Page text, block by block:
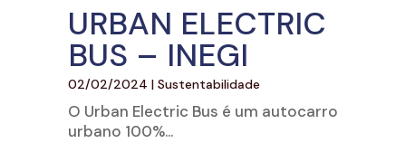
URBAN ELECTRIC
BUS – INEGI
02/02/2024 | Sustentabilidade
O Urban Electric Bus é um autocarro
urbano 100%...